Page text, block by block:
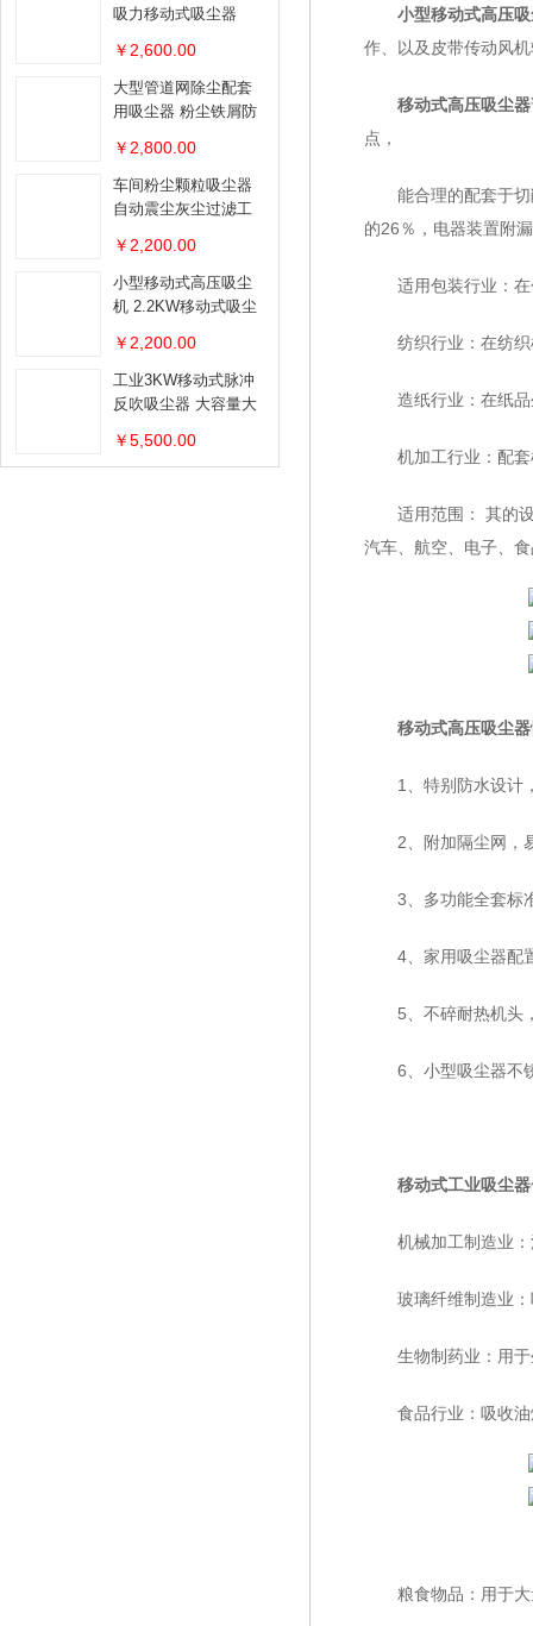
吸力移动式吸尘器
￥2,600.00
大型管道网除尘配套
用吸尘器 粉尘铁屑防
￥2,800.00
车间粉尘颗粒吸尘器
自动震尘灰尘过滤工
￥2,200.00
小型移动式高压吸尘
机 2.2KW移动式吸尘
￥2,200.00
工业3KW移动式脉冲
反吹吸尘器 大容量大
￥5,500.00
小型移动式高压
作、以及皮带传动风
移动式高压吸尘器
点，
能合理的配套于切
的26％，电器装置附
适用包装行业：在
纺织行业：在纺织
造纸行业：在纸品
机加工行业：配套
适用范围： 其的设
汽车、航空、电子、
移动式高压吸尘器
1、特别防水设计
2、附加隔尘网，易
3、多功能全套标准
4、家用吸尘器配置
5、不碎耐热机头，
6、小型吸尘器不锈
移动式工业吸尘器
机械加工制造业：
玻璃纤维制造业：
生物制药业：用于
食品行业：吸收油
粮食物品：用于大